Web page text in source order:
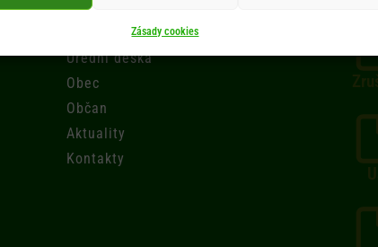
Zásady cookies
Úřední deska
Obec
Občan
Aktuality
Kontakty